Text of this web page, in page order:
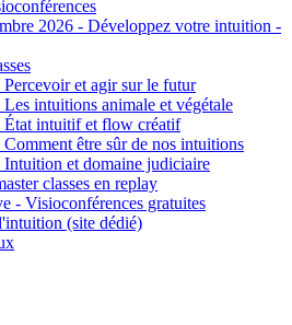
2026 - Développez votre intuition -
et agir sur le futur
intuitions animale et végétale
État intuitif et flow créatif
être sûr de nos intuitions
Intuition et domaine judiciaire
classes en replay
- Visioconférences gratuites
(site dédié)